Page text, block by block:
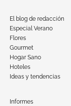
El blog de redacción
Especial Verano
Flores
Gourmet
Hogar Sano
Hoteles
Ideas y tendencias
Informes